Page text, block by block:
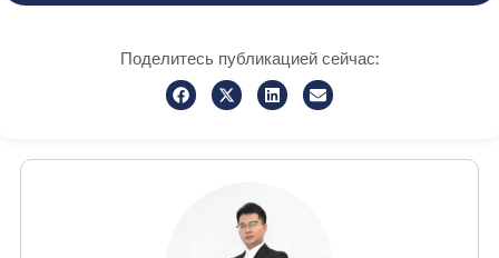
Поделитесь публикацией сейчас: